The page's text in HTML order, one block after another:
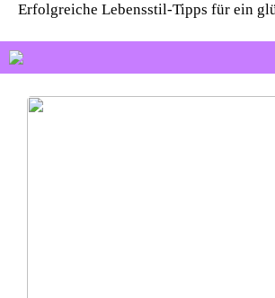
Erfolgreiche Lebensstil-Tipps für ein